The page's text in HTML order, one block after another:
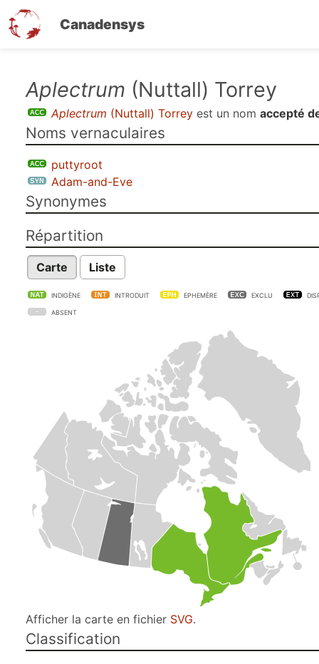
Canadensys
contenu
principal
Aplectrum (Nuttall) Torrey
Aplectrum (Nuttall) Torrey est un nom accepté
Noms vernaculaires
puttyroot
Adam-and-Eve
Synonymes
Répartition
Carte Liste
INDIGÈNE INTRODUIT EPHEMÈRE EXCLU
ABSENT
Afficher la carte en fichier SVG.
Classification